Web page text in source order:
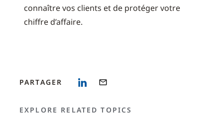
connaître vos clients et de protégervotre
chiffre d’affaire.
PARTAGER
EXPLORE RELATED TOPICS